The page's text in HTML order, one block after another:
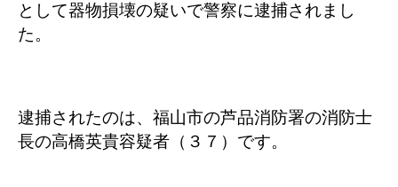
として器物損壊の疑いで警察に逮捕されまし
た。
逮捕されたのは、福山市の芦品消防署の消防士
長の高橋英貴容疑者（３７）です。